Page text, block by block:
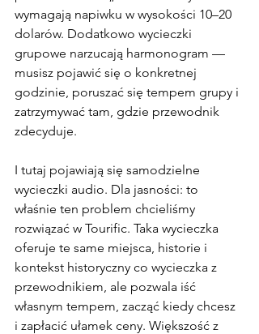
wymagają napiwku w wysokości 10–20
dolarów. Dodatkowo wycieczki
grupowe narzucają harmonogram —
musisz pojawić się o konkretnej
godzinie, poruszać się tempem grupy i
zatrzymywać tam, gdzie przewodnik
zdecyduje.
I tutaj pojawiają się samodzielne
wycieczki audio. Dla jasności: to
właśnie ten problem chcieliśmy
rozwiązać w Tourific. Taka wycieczka
oferuje te same miejsca, historie i
kontekst historyczny co wycieczka z
przewodnikiem, ale pozwala iść
własnym tempem, zacząć kiedy chcesz
i zapłacić ułamek ceny. Większość z